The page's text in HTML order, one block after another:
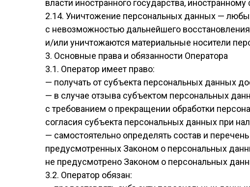
власти иностранного государства,
2.14. Уничтожение персональных данных —
с невозможностью дальнейшего
и/или уничтожаются материальные носители
3. Основные права и обязанности Оператора
3.1. Оператор имеет право:
— получать от субъекта персональных данных
— в случае отзыва субъектом персональных
с требованием о прекращении обработки
согласия субъекта персональных данных при
— самостоятельно определять состав и
предусмотренных Законом о персональных
не предусмотрено Законом о персональных
3.2. Оператор обязан: